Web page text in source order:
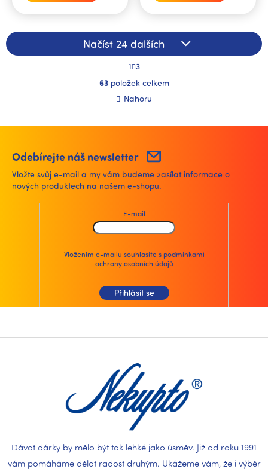
v
l
í
p
r
v
k
y
v
ý
i
s
Načíst 24 dalších
S
t
r
á
n
í
1 3
63položek celkem
Nahoru
Odebírejte náš newsletter
Vložte svůj e-mail a my vám budeme zasílat informace o
nových produktech na našem e-shopu.
E-mail
Vložením e-mailu souhlasíte spodmínkami
ochrany osobních údajů
Přihlásit se
Z
p
Dávat dárky by mělo být tak lehké jako úsměv. Již od roku 1991
vám pomáháme dělat radost druhým. Ukážeme vám, že i výběr